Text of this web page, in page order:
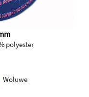
polyester
Woluwe